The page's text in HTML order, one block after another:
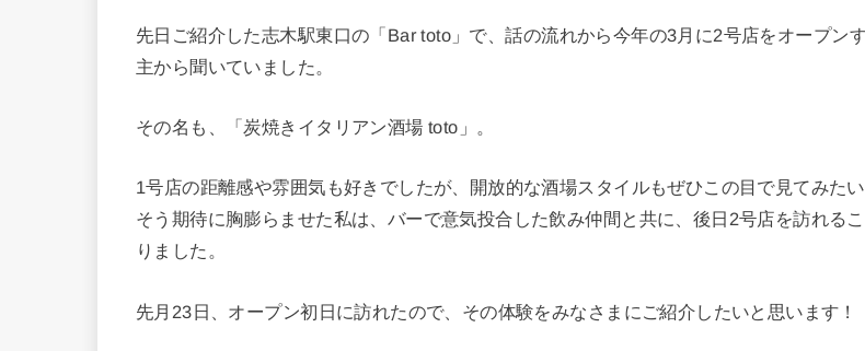
先日ご紹介した志木駅東口の「Bar toto」で、話の流れから今年の3月に2号店をオープン
主から聞いていました。
その名も、「炭焼きイタリアン酒場 toto」。
1号店の距離感や雰囲気も好きでしたが、開放的な酒場スタイルもぜひこの目で見てみたい
そう期待に胸膨らませた私は、バーで意気投合した飲み仲間と共に、後日2号店を訪れる
りました。
先月23日、オープン初日に訪れたので、その体験をみなさまにご紹介したいと思います！